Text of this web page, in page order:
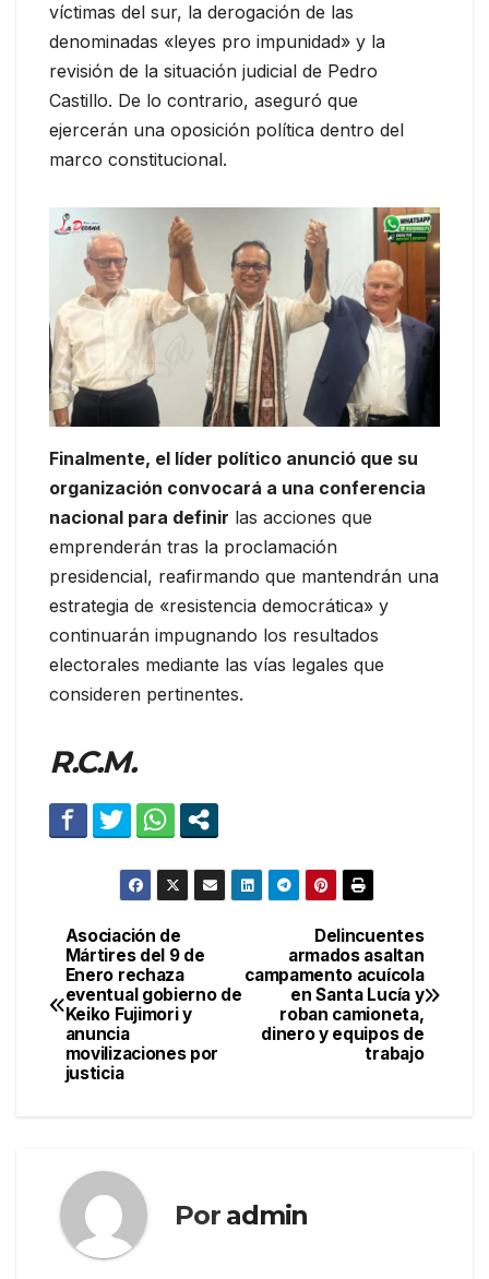
víctimas del sur, la derogación de las
denominadas «leyes pro impunidad» y la
revisión de la situación judicial de Pedro
Castillo. De lo contrario, aseguró que
ejercerán una oposición política dentro del
marco constitucional.
Finalmente, el líder político anunció que su
organización convocará a una conferencia
nacional para definir las acciones que
emprenderán tras la proclamación
presidencial, reafirmando que mantendrán una
estrategia de «resistencia democrática» y
continuarán impugnando los resultados
electorales mediante las vías legales que
consideren pertinentes.
R.C.M.
Navegación
de
entradas
Delincuentes
armados asaltan
campamento acuícola
en Santa Lucía y
roban camioneta,
dinero y equipos de
trabajo
Asociación de
Mártires del 9 de
Enero rechaza
eventual gobierno de
Keiko Fujimori y
anuncia
movilizaciones por
justicia
Por admin